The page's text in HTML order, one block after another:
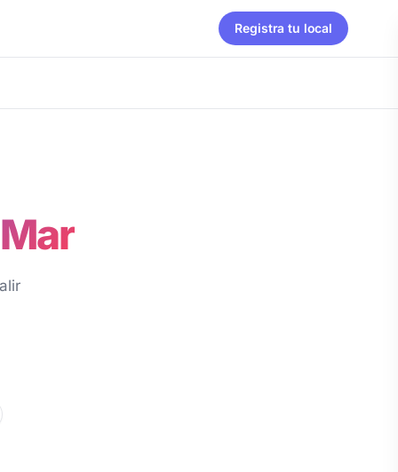
Registra tu local